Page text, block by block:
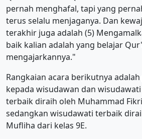
pernah menghafal, tapi yang
terus selalu menjaganya. Dan
terakhir juga adalah (5)
baik kalian adalah yang belajar
mengajarkannya."
Rangkaian acara berikutnya
kepada wisudawan dan
terbaik diraih oleh Muhammad
sedangkan wisudawati terbaik
Mufliha dari kelas 9E.